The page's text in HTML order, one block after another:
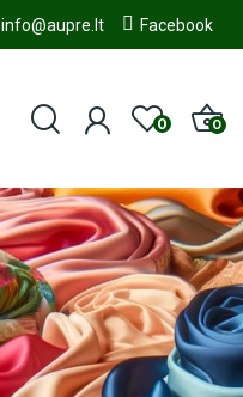
info@aupre.lt Facebook
0 0